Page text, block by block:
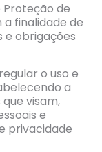
Proteção de
a finalidade de
obrigações
o uso e
a
visam,
e
privacidade